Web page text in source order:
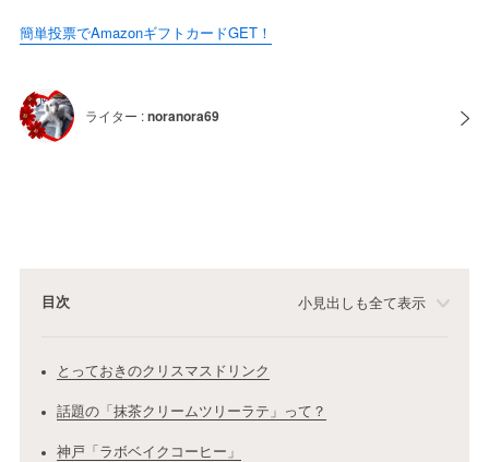
簡単投票でAmazonギフトカードGET！
ライター :noranora69
目次 小見出しも全て表示
とっておきのクリスマスドリンク
話題の「抹茶クリームツリーラテ」って？
神戸「ラボベイクコーヒー」